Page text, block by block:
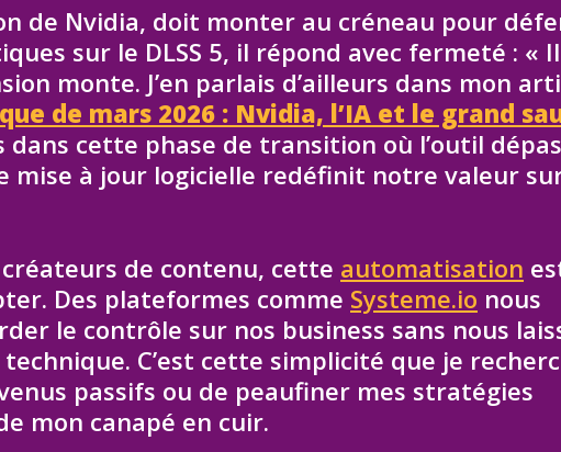
de Nvidia, doit monter au créneau pour
sur le DLSS 5, il répond avec fermeté : «
monte. J’en parlais d’ailleurs dans mon
de mars 2026 : Nvidia, l’IA et le grand
dans cette phase de transition où l’outil
mise à jour logicielle redéfinit notre valeur
de contenu, cette automatisation
Des plateformes comme Systeme.io nous
le contrôle sur nos business sans nous
C’est cette simplicité que je
passifs ou de peaufiner mes stratégies
mon canapé en cuir.